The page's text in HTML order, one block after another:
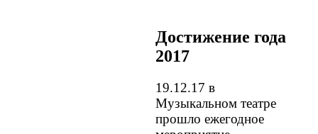
Достижение года
2017
19.12.17 в
Музыкальном театре
прошло ежегодное